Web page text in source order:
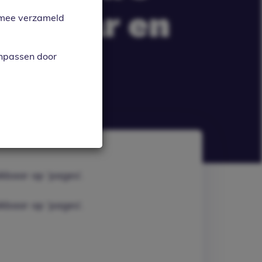
en
op ‘pages’.
op ‘pages’.
verzameld
door